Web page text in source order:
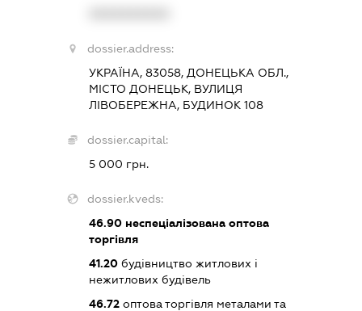
dossier.address:
УКРАЇНА, 83058, ДОНЕЦЬКА ОБЛ.,
МІСТО ДОНЕЦЬК, ВУЛИЦЯ
ЛІВОБЕРЕЖНА, БУДИНОК 108
dossier.capital:
5 000 грн.
dossier.kveds:
46.90 неспеціалізована оптова
торгівля
41.20 будівництво житлових і
нежитлових будівель
46.72 оптова торгівля металами та